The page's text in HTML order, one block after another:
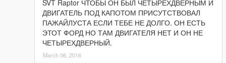
установки данных в vehicles.meta)
Изменена посадка водителя;
Автомобиль красится в 3 цвета:
Цвет 1: Кузов;
Цвет 2: Диски;
SVT Raptor ЧТОБЫ ОН БЫЛ ЧЕТЫРЕХДВЕРНЫМ И
ДВИГАТЕЛЬ ПОД КАПОТОМ ПРИСУТСТВОВАЛ
ПАЖАЙЛУСТА ЕСЛИ ТЕБЕ НЕ ДОЛГО. ОН ЕСТЬ
ЭТОТ ФОРД НО ТАМ ДВИГАТЕЛЯ НЕТ И ОН НЕ
ЧЕТЫРЕХДВЕРНЫЙ.
March 06, 2016